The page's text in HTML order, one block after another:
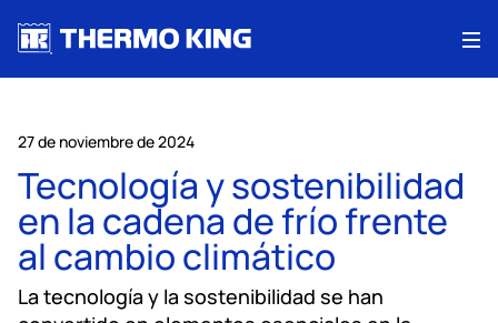
27 de noviembre de 2024
Tecnología y sostenibilidad
en la cadena de frío frente
al cambio climático
La tecnología y la sostenibilidad se han